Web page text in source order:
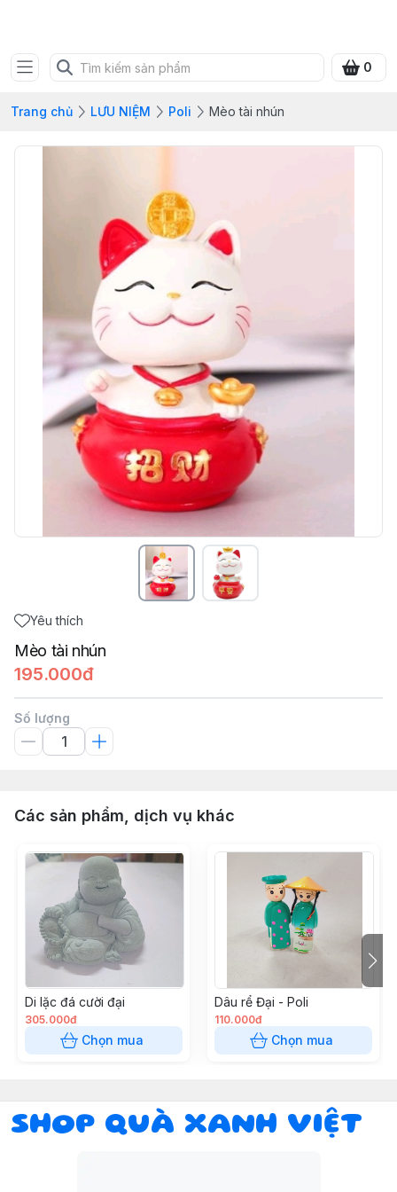
0
Trang chủ LƯU NIỆM Poli Mèo tài nhún
Yêu thích
Mèo tài nhún
195.000đ
Số lượng
Các sản phẩm, dịch vụ khác
Di lặc đá cười đại
305.000đ
Chọn mua
Dâu rể Đại - Poli
110.000đ
Chọn mua
SHOP QUÀ XANH VIỆT